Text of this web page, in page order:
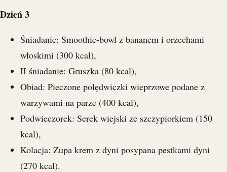
Dzień 3
Śniadanie: Smoothie-bowl z bananem i orzechami
włoskimi (300 kcal),
II śniadanie: Gruszka (80 kcal),
Obiad: Pieczone polędwiczki wieprzowe podane z
warzywami na parze (400 kcal),
Podwieczorek: Serek wiejski ze szczypiorkiem (150
kcal),
Kolacja: Zupa krem z dyni posypana pestkami dyni
(270 kcal).